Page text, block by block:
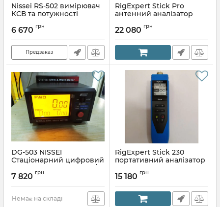
Nissei RS-502 вимірювач
КСВ та потужності
6 670 грн
Предзаказ
RigExpert Stick Pro
антенний аналізатор
22 080 грн
DG-503 NISSEI
Стаціонарний цифровий
вимірювач потужності/
КСВ КВ/УКХ/
Артикул:1089892625
7 820 грн
Немає на складі
RigExpert Stick 230
портативний аналізатор
Артикул: 1075325134
15 180 грн